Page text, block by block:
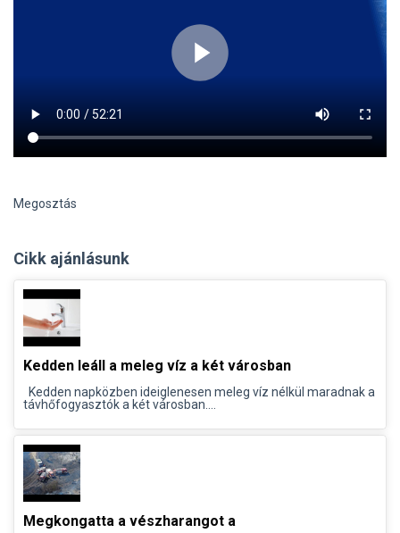
Megosztás
Cikk ajánlásunk
Kedden leáll a meleg víz a két városban
Kedden napközben ideiglenesen meleg víz nélkül maradnak a
távhőfogyasztók a két városban....
Megkongatta a vészharangot a